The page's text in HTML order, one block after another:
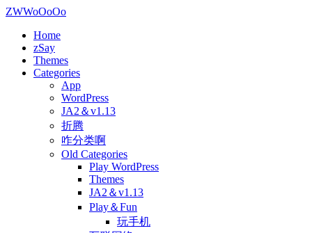
ZWWoOoOo
Home
zSay
Themes
Categories
App
WordPress
JA2＆v1.13
折腾
咋分类啊
Old Categories
Play WordPress
Themes
JA2＆v1.13
Play＆Fun
玩手机